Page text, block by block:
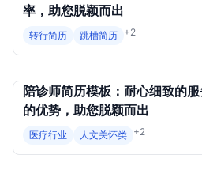
率，助您脱颖而出
转行简历 跳槽简历 +2
陪诊师简历模板：耐心细致的
的优势，助您脱颖而出
医疗行业 人文关怀类 +2